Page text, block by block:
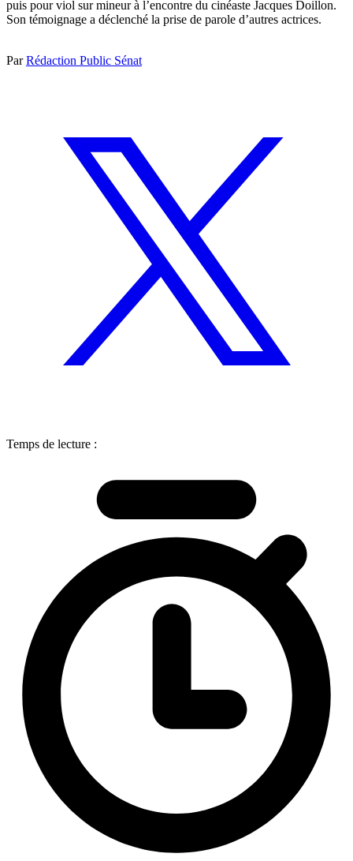
puis pour viol sur mineur à l’encontre du cinéaste Jacques Doillon.
Son témoignage a déclenché la prise de parole d’autres actrices.
ParRédaction Public Sénat
Temps de lecture :